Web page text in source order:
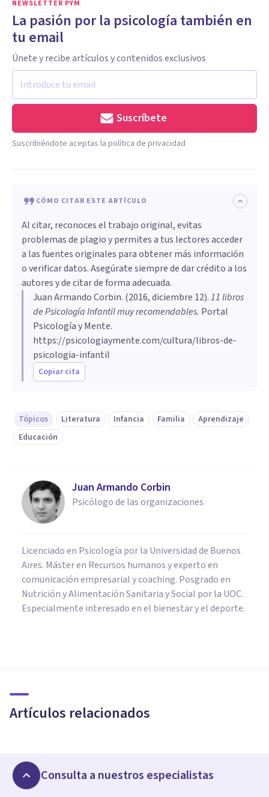
NEWSLETTER PYM
La pasión por la psicología también en
tu email
Únete y recibe artículos y contenidos exclusivos
Suscríbete
Suscribiéndote aceptas la política de privacidad
CÓMO CITAR ESTE ARTÍCULO
Al citar, reconoces el trabajo original, evitas
problemas de plagio y permites a tus lectores acceder
a las fuentes originales para obtener más información
o verificar datos. Asegúrate siempre de dar crédito a los
autores y de citar de forma adecuada.
Juan Armando Corbin. (2016, diciembre 12).11 libros
de Psicología Infantil muy recomendables. Portal
Psicología y Mente.
https://psicologiaymente.com/cultura/libros-de-
psicologia-infantil
Copiar cita
Tópicos Literatura Infancia Familia
Aprendizaje
Educación
Juan Armando Corbin
Psicólogo de las organizaciones
Licenciado en Psicología por la Universidad de Buenos
Aires. Máster en Recursos humanos y experto en
comunicación empresarial y coaching. Posgrado en
Nutrición y Alimentación Sanitaria y Social por la UOC.
Especialmente interesado en el bienestar y el deporte.
Artículos relacionados
imprescindibles
PSICOLOGÍA EDUCATIVA Y DEL DESARROLLO
Método Troncoso: qué es y cómo se aplica en
Consulta a nuestros especialistas